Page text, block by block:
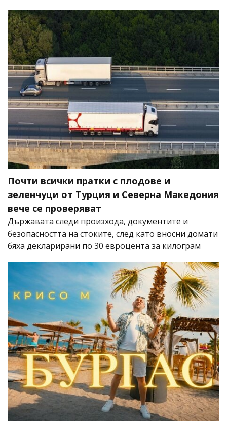
Почти всички пратки с плодове и
зеленчуци от Турция и Северна Македония
вече се проверяват
Държавата следи произхода, документите и
безопасността на стоките, след като вносни домати
бяха декларирани по 30 евроцента за килограм